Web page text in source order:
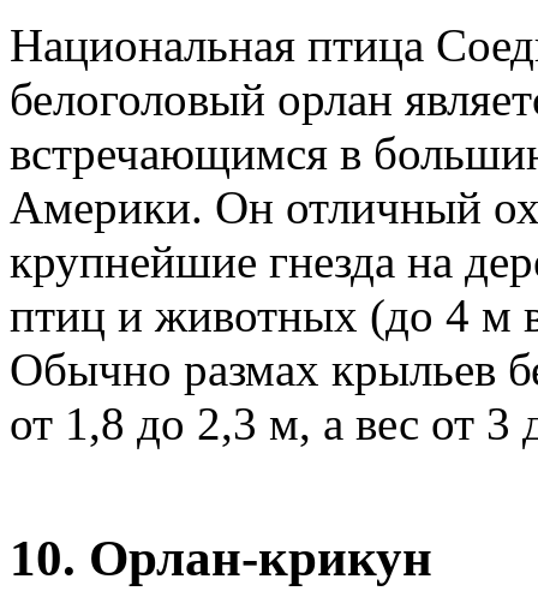
Национальная птица
белоголовый орлан
встречающимся в
Америки. Он отличный
крупнейшие гнезда на
птиц и животных (до 4 м
Обычно размах крыльев
от 1,8 до 2,3 м, а вес от 3
10. Орлан-крикун